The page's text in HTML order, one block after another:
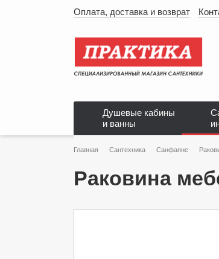
Оплата, доставка и возврат
Душевые кабины
и ванны
Главная Сантехника Санфаянс
Раковина